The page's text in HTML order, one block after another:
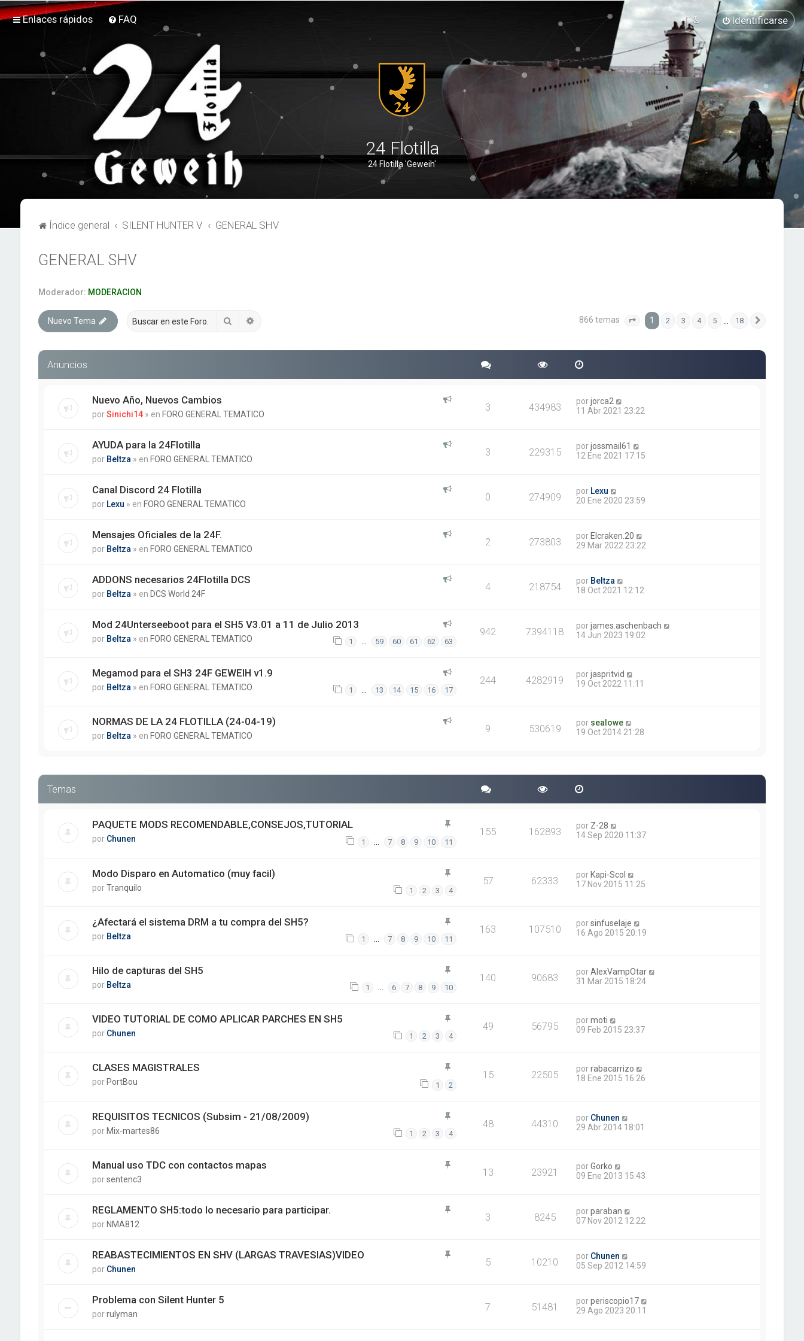
Enlaces rápidos FAQ Identificarse
24 Flotilla
24 Flotilla 'Geweih'
Índice general SILENT HUNTER V GENERAL SHV
GENERAL SHV
Moderador: MODERACION
Nuevo Tema Buscar 866 temas Página 1de 18
1 2 3 4 5 18
Anuncios
Nuevo Año, Nuevos Cambios
porSinichi14 » en FORO GENERAL TEMATICO
3 434983 porjorca2
11 Abr 2021 23:22
AYUDA para la 24Flotilla
por Beltza » en FORO GENERAL TEMATICO
3 229315 porjossmail61
12 Ene 2021 17:15
Canal Discord 24 Flotilla
por Lexu » en FORO GENERAL TEMATICO
0 274909 por Lexu
20 Ene 2020 23:59
Mensajes Oficiales de la 24F.
por Beltza » en FORO GENERAL TEMATICO
2 273803 por Elcraken.20
29 Mar 2022 23:22
ADDONS necesarios 24Flotilla DCS
por Beltza » en DCS World 24F
4 218754 por Beltza
18 Oct 2021 12:12
Mod 24Unterseeboot para el SH5 V3.01 a 11 de Julio 2013
por Beltza » en FORO GENERAL TEMATICO 1 … 59 60 61 62 63
942 7394118 porjames.aschenbach
14 Jun 2023 19:02
Megamod para el SH3 24F GEWEIH v1.9
por Beltza » en FORO GENERAL TEMATICO 1 … 13 14 15 16 17
244 4282919 porjaspritvid
19 Oct 2022 11:11
NORMAS DE LA 24 FLOTILLA (24-04-19)
por Beltza » en FORO GENERAL TEMATICO
9 530619 por sealowe
19 Oct 2014 21:28
Temas
PAQUETE MODS RECOMENDABLE,CONSEJOS,TUTORIAL
por Chunen 1 7 8 9 10 11
155 162893 por Z-28
14 Sep 2020 11:37
Modo Disparo en Automatico (muy facil)
porTranquilo 1 2 3 4
57 62333 porKapi-Scol
17 Nov 2015 11:25
¿Afectará el sistema DRM a tu compra del SH5?
por Beltza 1 7 8 9 10 11
163 107510 porsinfuselaje
16 Ago 2015 20:19
Hilo de capturas del SH5
por Beltza 1 … 6 7 8 9 10
140 90683 porAlexVampOtar
31 Mar 2015 18:24
VIDEO TUTORIAL DE COMO APLICAR PARCHES EN SH5
por Chunen 1 2 3 4
49 56795 pormoti
09 Feb 2015 23:37
CLASES MAGISTRALES
por PortBou 1 2
15 22505 porrabacarrizo
18 Ene 2015 16:26
REQUISITOS TECNICOS (Subsim - 21/08/2009)
porMix-martes86 1 2 3 4
48 44310 por Chunen
29 Abr 2014 18:01
Manual uso TDC con contactos mapas
porsentenc3
13 23921 porGorko
09 Ene 2013 15:43
REGLAMENTO SH5:todo lo necesario para participar.
por NMA812
3 8245 porparaban
07 Nov 2012 12:22
REABASTECIMIENTOS EN SHV (LARGAS TRAVESIAS)VIDEO
por Chunen
5 10210 por Chunen
05 Sep 2012 14:59
Problema con Silent Hunter 5
porrulyman
7 51481 porperiscopio17
29 Ago 2023 20:11